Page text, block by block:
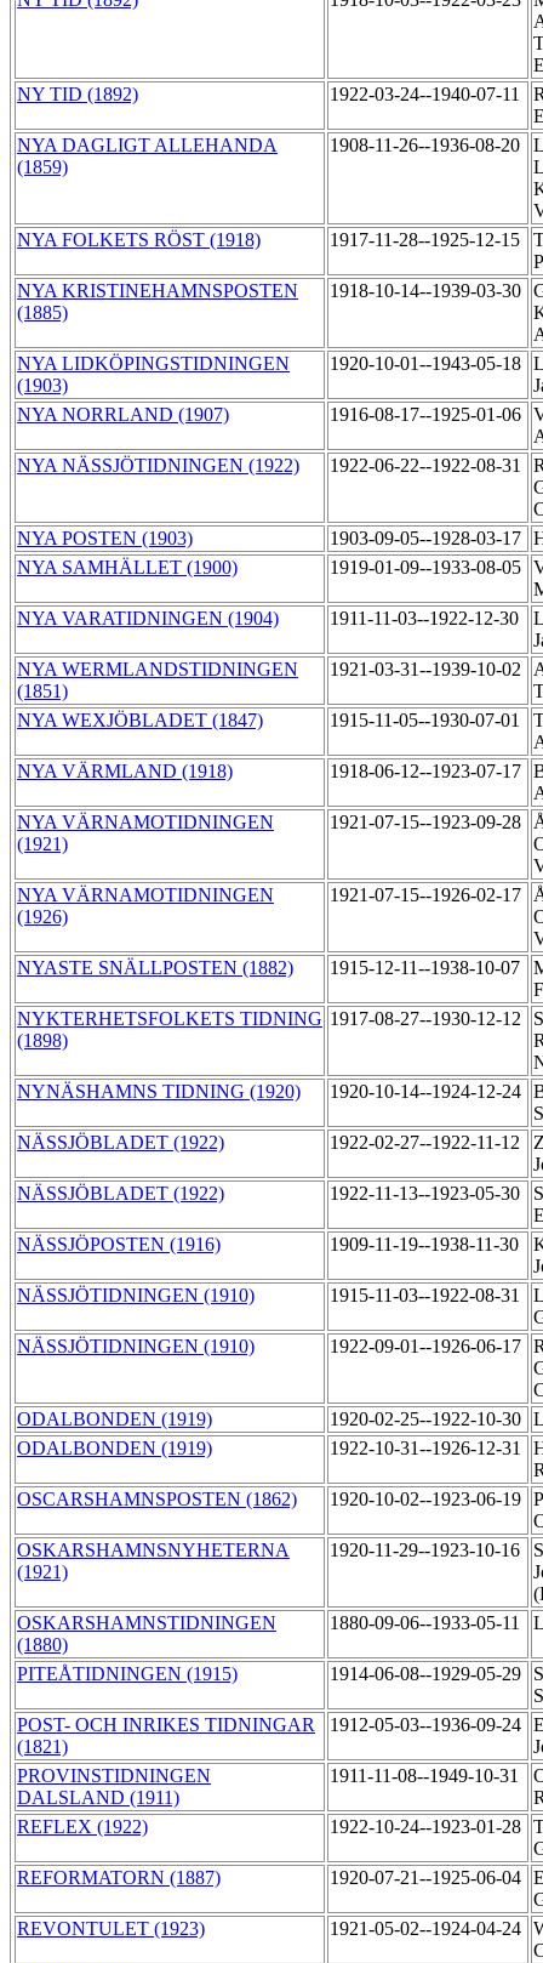
NY TID (1892)
1922-03-24--1940-07-11
NYA DAGLIGT ALLEHANDA
(1859)
1908-11-26--1936-08-20
NYA FOLKETS RÖST (1918)
1917-11-28--1925-12-15
NYA KRISTINEHAMNSPOSTEN
(1885)
1918-10-14--1939-03-30
NYA LIDKÖPINGSTIDNINGEN
(1903)
1920-10-01--1943-05-18
NYA NORRLAND (1907)
1916-08-17--1925-01-06
NYA NÄSSJÖTIDNINGEN (1922)
1922-06-22--1922-08-31
NYA POSTEN (1903)
1903-09-05--1928-03-17
NYA SAMHÄLLET (1900)
1919-01-09--1933-08-05
NYA VARATIDNINGEN (1904)
1911-11-03--1922-12-30
NYA WERMLANDSTIDNINGEN
(1851)
1921-03-31--1939-10-02
NYA WEXJÖBLADET (1847)
1915-11-05--1930-07-01
NYA VÄRMLAND (1918)
1918-06-12--1923-07-17
NYA VÄRNAMOTIDNINGEN
(1921)
1921-07-15--1923-09-28
NYA VÄRNAMOTIDNINGEN
(1926)
1921-07-15--1926-02-17
NYASTE SNÄLLPOSTEN (1882)
1915-12-11--1938-10-07
NYKTERHETSFOLKETS TIDNING
(1898)
1917-08-27--1930-12-12
NYNÄSHAMNS TIDNING (1920)
1920-10-14--1924-12-24
NÄSSJÖBLADET (1922)
1922-02-27--1922-11-12
NÄSSJÖBLADET (1922)
1922-11-13--1923-05-30
NÄSSJÖPOSTEN (1916)
1909-11-19--1938-11-30
NÄSSJÖTIDNINGEN (1910)
1915-11-03--1922-08-31
NÄSSJÖTIDNINGEN (1910)
1922-09-01--1926-06-17
ODALBONDEN (1919)
1920-02-25--1922-10-30
ODALBONDEN (1919)
1922-10-31--1926-12-31
OSCARSHAMNSPOSTEN (1862)
1920-10-02--1923-06-19
OSKARSHAMNSNYHETERNA
(1921)
1920-11-29--1923-10-16
OSKARSHAMNSTIDNINGEN
(1880)
1880-09-06--1933-05-11
PITEÅTIDNINGEN (1915) 1914-06-08--1929-05-29
POST- OCH INRIKES TIDNINGAR
(1821)
1912-05-03--1936-09-24
PROVINSTIDNINGEN
DALSLAND (1911)
1911-11-08--1949-10-31
REFLEX (1922)
1922-10-24--1923-01-28
REFORMATORN (1887)
1920-07-21--1925-06-04
REVONTULET (1923)
1921-05-02--1924-04-24